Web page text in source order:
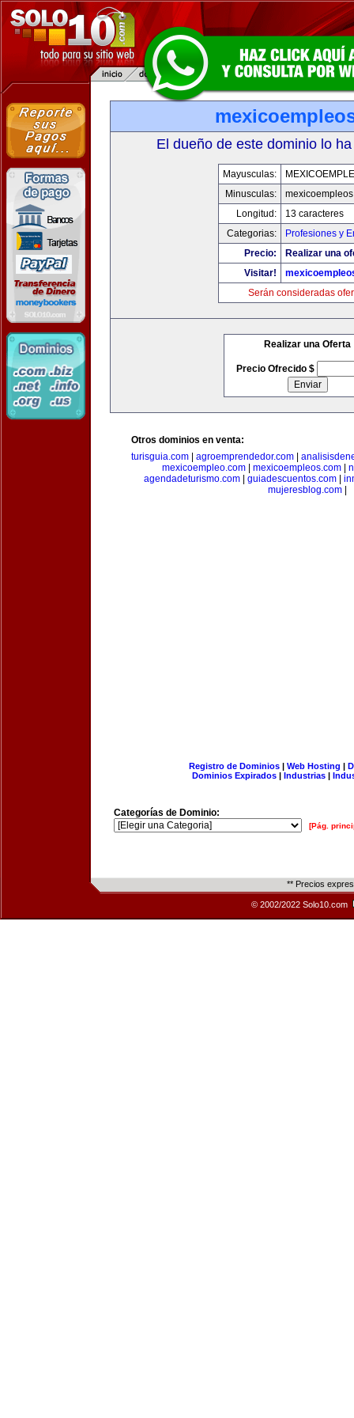
El dueño de este dominio lo
Mayusculas:
Minusculas:
Longitud:
13 caracteres
Categorias:
Profesiones y
Precio:
Realizar una
Visitar!
Serán consideradas
Realizar una Oferta
Precio Ofrecido $
Otros dominios en venta:
turisguia.com
agroemprendedor.com
mexicoempleo.com
mexicoempleos.com
agendadeturismo.com
guiadescuentos.com
mujeresblog.com
Registro de Dominios| Web Hosting |
Dominios Expirados | Industrias |
Categorías de Dominio:
[Pág.
** Precios
© 2002/2022 Solo10.com